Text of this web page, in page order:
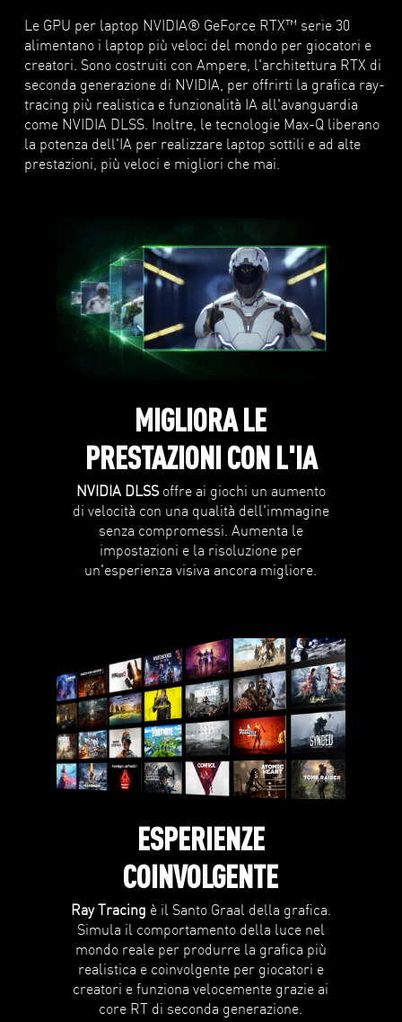
Le GPU per laptop NVIDIA® GeForce RTX™ serie 30
alimentano i laptop più veloci del mondo per giocatori e
creatori. Sono costruiti con Ampere, l'architettura RTX di
seconda generazione di NVIDIA, per offrirti la grafica ray-
tracing più realistica e funzionalità IA all'avanguardia
come NVIDIA DLSS. Inoltre, le tecnologie Max-Q liberano
la potenza dell'IA per realizzare laptop sottili e ad alte
prestazioni, più veloci e migliori che mai.
MIGLIORA LE
PRESTAZIONICON L'IA
NVIDIA DLSSoffre ai giochi un aumento
di velocità con una qualità dell'immagine
senza compromessi. Aumenta le
impostazioni e la risoluzione per
un'esperienza visiva ancora migliore.
ESPERIENZE
COINVOLGENTE
Ray Tracing è il Santo Graal della grafica.
Simula il comportamento della luce nel
mondo reale per produrre la grafica più
realistica e coinvolgente per giocatori e
creatori e funziona velocemente grazie ai
core RT di seconda generazione.